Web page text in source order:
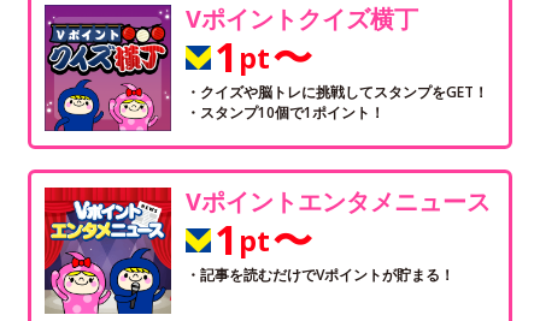
Vポイントクイズ横丁
1 pt〜
・クイズや脳トレに挑戦してスタンプをGET！
・スタンプ10個で1ポイント！
Vポイントエンタメニュース
1 pt〜
・記事を読むだけでVポイントが貯まる！